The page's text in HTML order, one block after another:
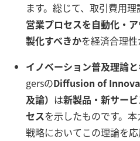
ます。総じて、取引費用理
営業プロセスを自動化・
製化すべきかを経済合理性
イノベーション普及理論
gersのDiffusion of
及論） は新製品・新サー
セスを示したものです。
戦略においてこの理論を